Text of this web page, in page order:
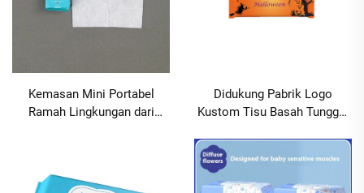
Kemasan Mini Portabel
Ramah Lingkungan dari
Pembersihan Seluruh Tubuh
Didukung Pabrik Logo
Kustom Tisu Basah Tunggal
Liburan Pesta Iklan Restoran
MOQ1000paket